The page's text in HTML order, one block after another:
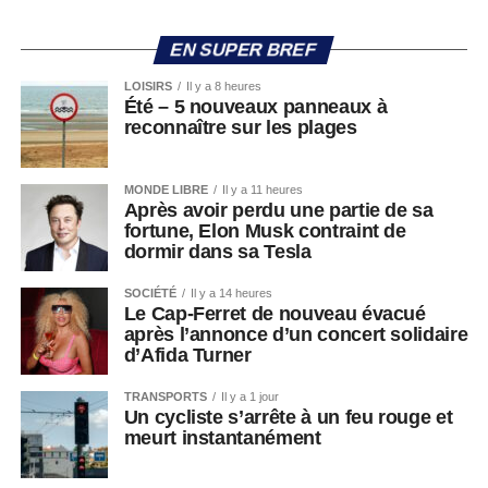
EN SUPER BREF
LOISIRS Il y a 8 heures
Été – 5 nouveaux panneaux à
reconnaître sur les plages
MONDE LIBRE Il y a 11 heures
Après avoir perdu une partie de sa
fortune, Elon Musk contraint de
dormir dans sa Tesla
SOCIÉTÉ Il y a 14 heures
Le Cap-Ferret de nouveau évacué
après l’annonce d’un concert solidaire
d’Afida Turner
TRANSPORTS Il y a 1 jour
Un cycliste s’arrête à un feu rouge et
meurt instantanément